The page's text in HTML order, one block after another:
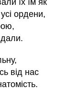
їх їм як
ордени,
від нас